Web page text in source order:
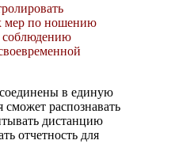
мер по ношению
соблюдению
в единую
сможет распознавать
дистанцию
отчетность для